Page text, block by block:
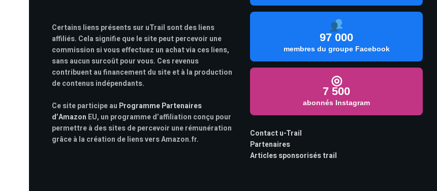
Certains liens présents sur uTrail sont des liens
affiliés. Cela signifie que le site peut percevoir une
commission si vous effectuez un achat via ces liens,
sans aucun surcoût pour vous. Ces revenus
contribuent au financement du site et à la production
de contenus indépendants.
Ce site participe au Programme Partenaires
d’Amazon EU, un programme d’affiliation conçu pour
permettre à des sites de percevoir une rémunération
grâce à la création de liens vers Amazon.fr.
97 000
membres du groupe Facebook
◎
7 500
abonnés Instagram
Contact u-Trail
Partenaires
Articles sponsorisés trail